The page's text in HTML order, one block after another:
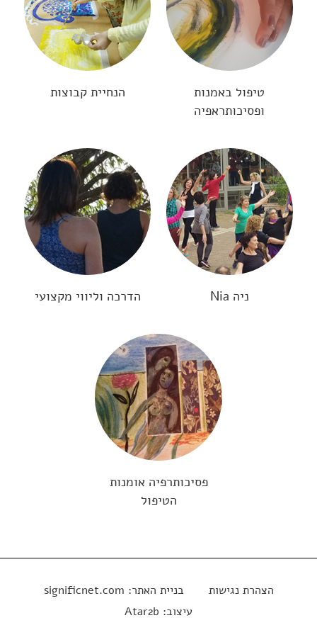
טיפול באמנות
ופסיכותראפיה
הנחיית קבוצות
ניה Nia הדרכה וליווי מקצועי
פסיכותרפיה אומנות
הטיפול
הצהרת נגישות בניית האתר: significnet.com
עיצוב: Atar2b